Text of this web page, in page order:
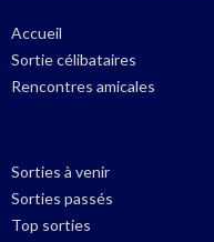
Accueil
Sortie célibataires
Rencontres amicales
Sorties à venir
Sorties passés
Top sorties